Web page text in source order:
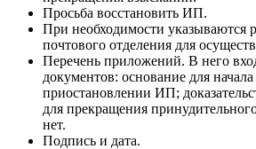
Просьба восстановить ИП.
При необходимости указываются
почтового отделения для
Перечень приложений. В него
документов: основание для
приостановлении ИП;
для прекращения
нет.
Подпись и дата.